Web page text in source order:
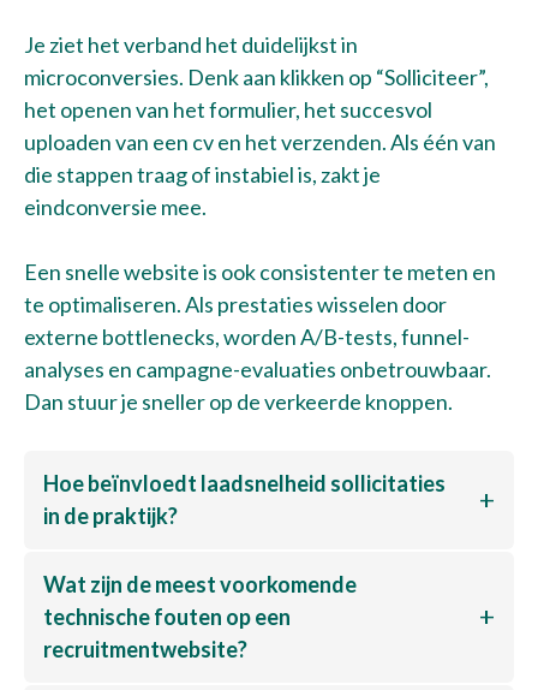
Je ziet het verband het duidelijkst in
microconversies. Denk aan klikken op “Solliciteer”,
het openen van het formulier, het succesvol
uploaden van een cv en het verzenden. Als één van
die stappen traag of instabiel is, zakt je
eindconversie mee.
Een snelle website is ook consistenter te meten en
te optimaliseren. Als prestaties wisselen door
externe bottlenecks, worden A/B-tests, funnel-
analyses en campagne-evaluaties onbetrouwbaar.
Dan stuur je sneller op de verkeerde knoppen.
Hoe beïnvloedt laadsnelheid sollicitaties
in de praktijk?
Wat zijn de meest voorkomende
technische fouten op een
recruitmentwebsite?